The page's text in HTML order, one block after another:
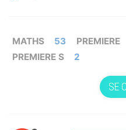
MATHS 53 PREMIERE
PREMIERE S
2
SE